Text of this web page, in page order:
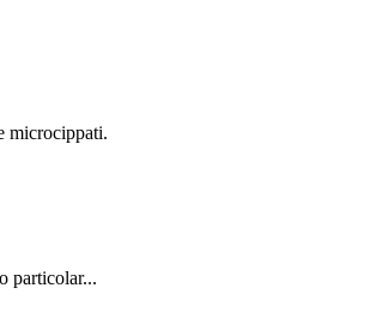
microcippati.
particolar...